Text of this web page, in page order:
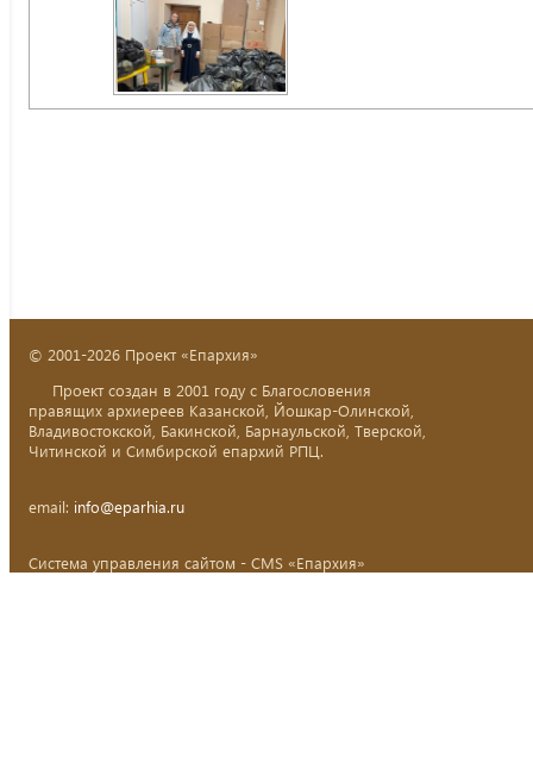
© 2001-2026 Проект «Епархия»
Проект создан в 2001 году с Благословения
правящих архиереев Казанской, Йошкар-Олинской,
Владивостокской, Бакинской, Барнаульской, Тверской,
Читинской и Симбирской епархий РПЦ.
email: info@eparhia.ru
Система управления сайтом - CMS «Епархия»